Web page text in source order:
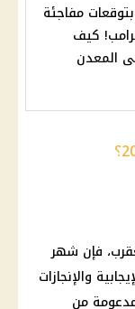
مفاجئة
كيف
المعدن
فإن شهر
والإنجازات
من